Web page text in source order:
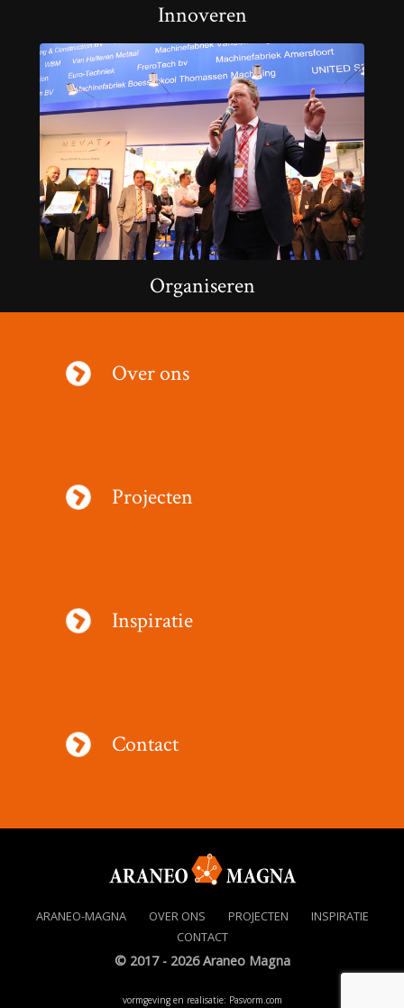
Innoveren
Organiseren
Over ons
Projecten
Inspiratie
Contact
ARANEO-MAGNA OVER ONS PROJECTEN
INSPIRATIE
CONTACT
© 2017 - 2026 Araneo Magna
vormgeving en realisatie: Pasvorm.com